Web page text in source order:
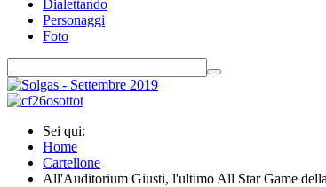
Dialettando
Personaggi
Foto
Sei qui:
Home
Cartellone
All'Auditorium Giusti, l'ultimo All Star Game